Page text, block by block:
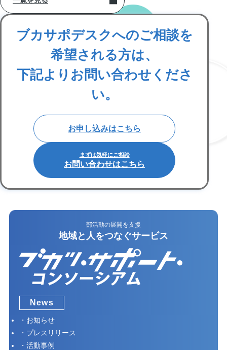
ブカサポデスクへのご相談を
希望される方は、
下記よりお問い合わせくださ
い。
お申し込みはこちら
まずは気軽にご相談
お問い合わせはこちら
部活動の展開を支援
地域と人をつなぐサービス
News
お知らせ
プレスリリース
活動事例